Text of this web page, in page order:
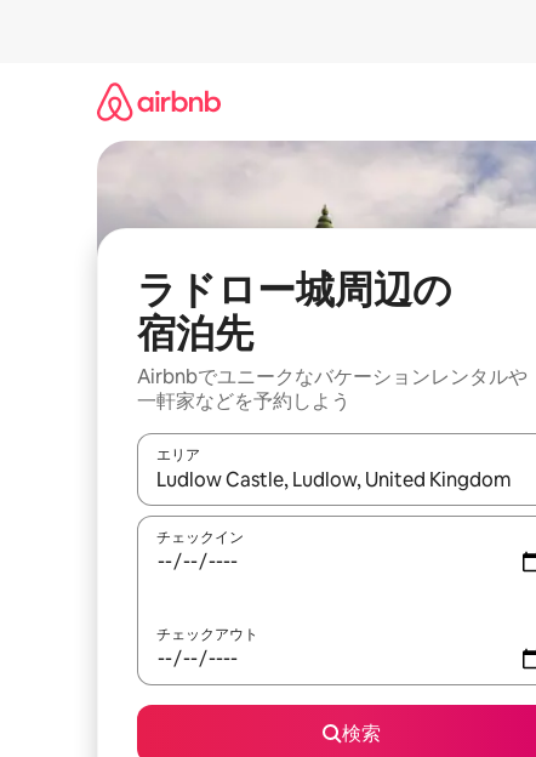
ラドロー城⁠周⁠辺⁠の
宿⁠泊⁠先
Airbnbでユニークなバ⁠ケ⁠ー⁠シ⁠ョ⁠ンレ⁠ン⁠タ⁠ルや
一⁠軒⁠家な⁠ど⁠を予⁠約⁠し⁠よ⁠う
エリア
検索結果が表示されたら、上下の矢印キーを使
チェックイン
チェックアウト
検索